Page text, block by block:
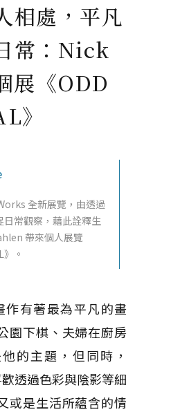
相處，平凡
常：Nick
展《ODD
》
全新展覽，由透過
日常觀察，藉此詮釋生
帶來個人展覽
》。
作有著最為平凡的畫
園下棋、夫婦在廚房
的主題，但同時，
透過色彩與陰影等細
或是生活所蘊含的情